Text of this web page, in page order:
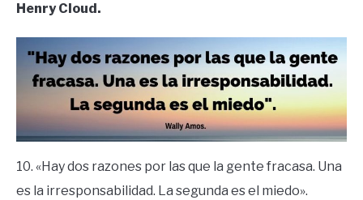
Henry Cloud.
10. «Hay dos razones por las que la gente fracasa. Una
es la irresponsabilidad. La segunda es el miedo».